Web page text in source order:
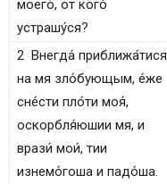
моего́, от кого́
устрашу́ся?
2 Внегда́ приближа́тися
на мя зло́бующым, е́же
сне́сти пло́ти моя́,
оскорбля́юшии мя, и
врази́ мои́, тии
изнемо́гоша и падо́ша.